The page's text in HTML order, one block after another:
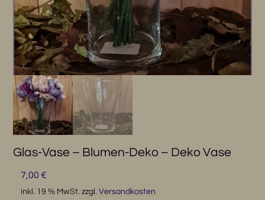
Glas-Vase – Blumen-Deko – Deko Vase
7,00 €
inkl. 19 % MwSt. zzgl. Versandkosten